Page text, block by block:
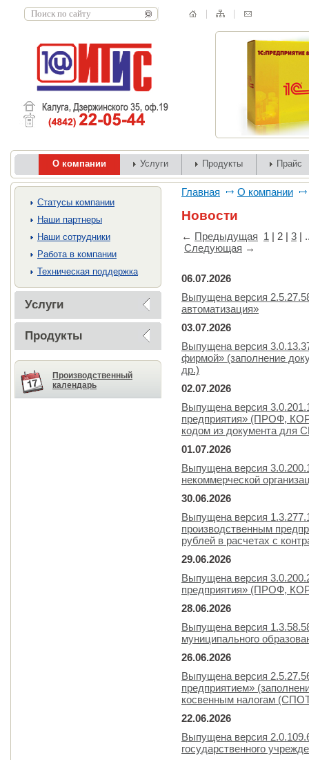
О компании Услуги Продукты Прайс
Cтатусы компании
Наши партнеры
Наши сотрудники
Работа в компании
Техническая поддержка
Услуги
Продукты
Производственный
календарь
Главная О компании
Новости
← Предыдущая 1 | 2 | 3 |
Следующая →
06.07.2026
Выпущена версия
автоматизация»
03.07.2026
Выпущена версия
фирмой» (заполнение
др.)
02.07.2026
Выпущена версия
предприятия» (ПРОФ,
кодом из документа для
01.07.2026
Выпущена версия
некоммерческой
30.06.2026
Выпущена версия
производственным
рублей в расчетах с
29.06.2026
Выпущена версия
предприятия» (ПРОФ,
28.06.2026
Выпущена версия
муниципального
26.06.2026
Выпущена версия
предприятием»
косвенным налогам
22.06.2026
Выпущена версия
государственного